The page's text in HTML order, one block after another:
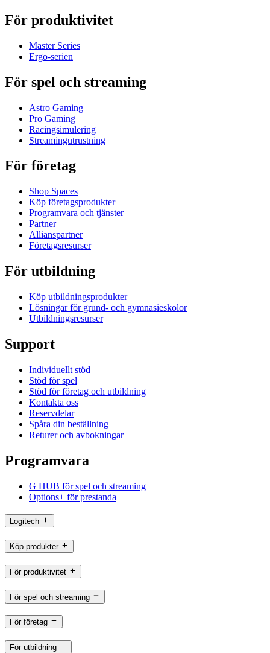
För produktivitet
Master Series
Ergo-serien
För spel och streaming
Astro Gaming
Pro Gaming
Racingsimulering
Streamingutrustning
För företag
Shop Spaces
Köp företagsprodukter
Programvara och tjänster
Partner
Allianspartner
Företagsresurser
För utbildning
Köp utbildningsprodukter
Lösningar för grund- och gymnasieskolor
Utbildningsresurser
Support
Individuellt stöd
Stöd för spel
Stöd för företag och utbildning
Kontakta oss
Reservdelar
Spåra din beställning
Returer och avbokningar
Programvara
G HUB för spel och streaming
Options+ för prestanda
Logitech
Köp produkter
För produktivitet
För spel och streaming
För företag
För utbildning